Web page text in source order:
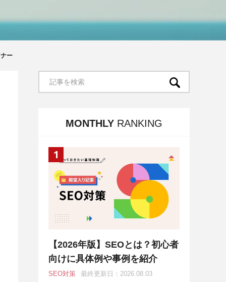
ー
MONTHLY RANKING
【2026年版】SEOとは？初心者
向けに具体例や事例を紹介
SEO対策 最終更新日：2026.08.03